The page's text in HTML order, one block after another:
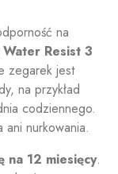
na
Resist 3
zegarek jest
na przykład
codziennego.
nurkowania.
na 12 miesięcy.